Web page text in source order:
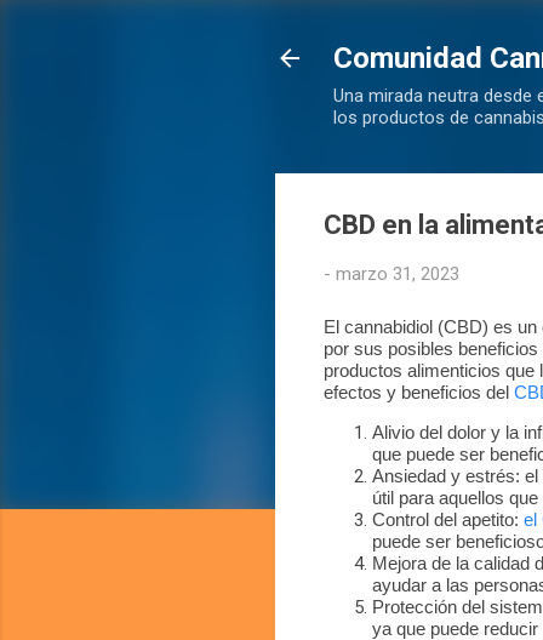
Comunidad
Una mirada neutra
los productos de
CBD en la
- marzo 31, 2023
El cannabidiol (CBD) es
por sus posibles
productos alimenticios que
efectos y beneficios del
Alivio del dolor y la
que puede ser
Ansiedad y estrés:
útil para aquellos
Control del apetito: el
puede ser
Mejora de la calidad
ayudar a las
Protección del
ya que puede